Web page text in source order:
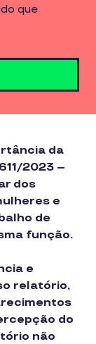
que
da
2023 –
dos
e
de
função.
e
relatório,
do
não